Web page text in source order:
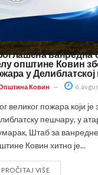
ванредна
општине Ковин
у
Ковин 6.
великог пожара који је
пешчару, у
Штаб за ванредне
Ковин хитно је...
PROČITAJ VIŠE